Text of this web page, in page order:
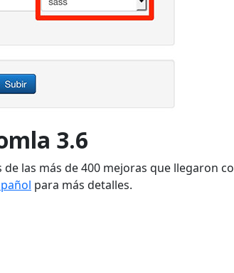
3.6
las más de 400 mejoras que llegaron
para más detalles.
- Parte 1